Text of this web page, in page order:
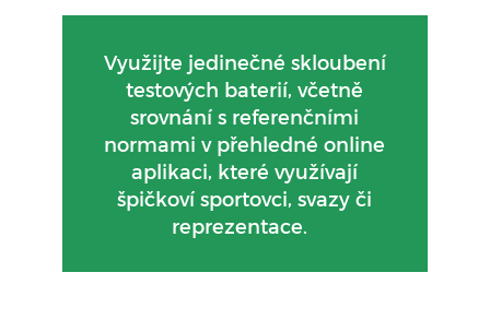
Využijte jedinečné skloubení
testových baterií, včetně
srovnání s referenčními
normami v přehledné online
aplikaci, které využívají
špičkoví sportovci, svazy či
reprezentace.